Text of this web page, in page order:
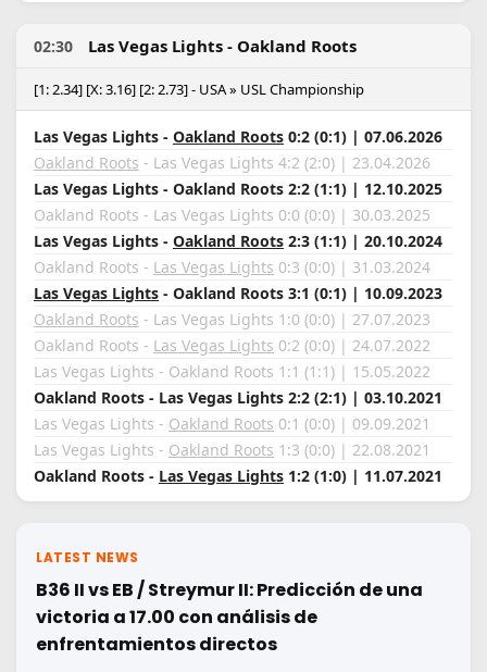
02:30 Las Vegas Lights - Oakland Roots
[1: 2.34] [X: 3.16] [2: 2.73] - USA » USL Championship
Las Vegas Lights - Oakland Roots 0:2 (0:1) | 07.06.2026
Oakland Roots - Las Vegas Lights 4:2 (2:0) | 23.04.2026
Las Vegas Lights - Oakland Roots 2:2 (1:1) | 12.10.2025
Oakland Roots - Las Vegas Lights 0:0 (0:0) | 30.03.2025
Las Vegas Lights - Oakland Roots 2:3 (1:1) | 20.10.2024
Oakland Roots - Las Vegas Lights 0:3 (0:0) | 31.03.2024
Las Vegas Lights - Oakland Roots 3:1 (0:1) | 10.09.2023
Oakland Roots - Las Vegas Lights 1:0 (0:0) | 27.07.2023
Oakland Roots - Las Vegas Lights 0:2 (0:0) | 24.07.2022
Las Vegas Lights - Oakland Roots 1:1 (1:1) | 15.05.2022
Oakland Roots - Las Vegas Lights 2:2 (2:1) | 03.10.2021
Las Vegas Lights - Oakland Roots 0:1 (0:0) | 09.09.2021
Las Vegas Lights - Oakland Roots 1:3 (0:0) | 22.08.2021
Oakland Roots - Las Vegas Lights 1:2 (1:0) | 11.07.2021
LATEST NEWS
B36 II vs EB / Streymur II: Predicción de una
victoria a 17.00 con análisis de
enfrentamientos directos